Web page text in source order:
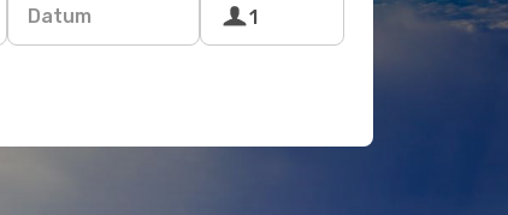
Datum 1